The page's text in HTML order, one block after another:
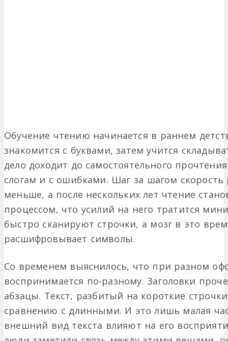
Обучение чтению начинается в раннем
знакомится с буквами, затем учится
дело доходит до самостоятельного
слогам и с ошибками. Шаг за шагом скорость
меньше, а после нескольких лет чтение
процессом, что усилий на него тратится
быстро сканируют строчки, а мозг в это
расшифровывает символы.
Со временем выяснилось, что при разном
воспринимается по-разному. Заголовки
абзацы. Текст, разбитый на короткие
сравнению с длинными. И это лишь малая
внешний вид текста влияют на его